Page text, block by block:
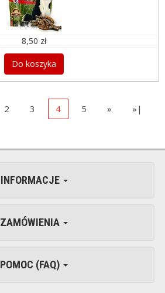
8,50 zł
Do koszyka
2 3 4 5 » »|
INFORMACJE
ZAMÓWIENIA
POMOC (FAQ)